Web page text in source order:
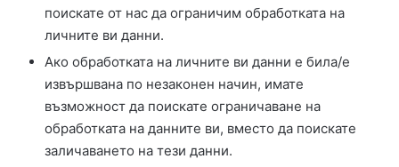
поискате от нас да ограничим обработката на
личните ви данни.
Ако обработката на личните ви данни е била/е
извършвана по незаконен начин, имате
възможност да поискате ограничаване на
обработката на данните ви, вместо да поискате
заличаването на тези данни.